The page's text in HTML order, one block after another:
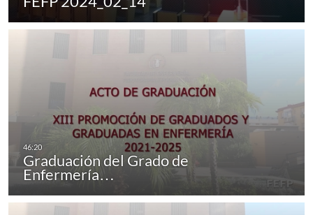
Graduación del Grado de
Enfermería…